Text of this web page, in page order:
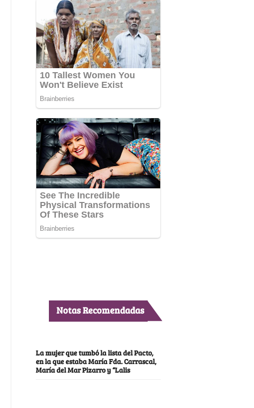
Notas Recomendadas
La mujer que tumbó la lista del Pacto,
en la que estaba María Fda. Carrascal,
María del Mar Pizarro y “Lalis